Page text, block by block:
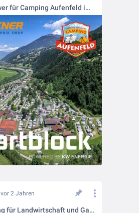
Doppelte Power für Camping Aufenfeld im Zillertal!
vor 2 Jahren
30% Förderung für Landwirtschaft und Gartenbau